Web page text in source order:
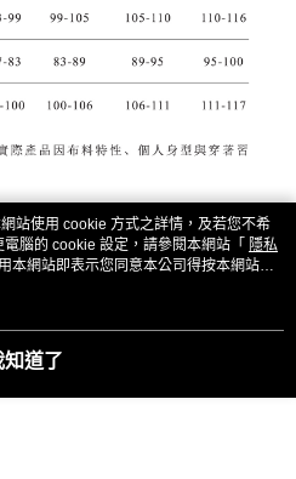
站使用 cookie 方式之詳情，及若您不希
腦的 cookie 設定，請參閱本網站「 隱私
本網站即表示您同意本公司得按本網站使
知道了